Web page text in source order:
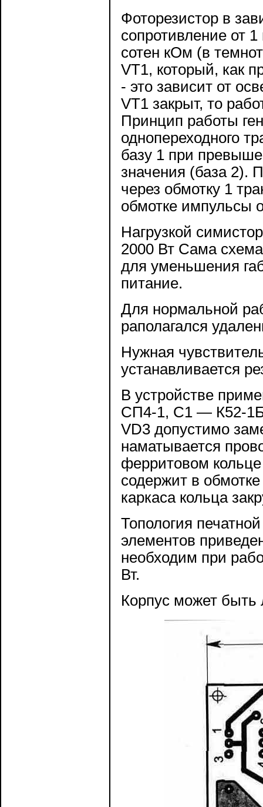
Фоторезистор в
сопротивление от
сотен кОм (в
VT1, который, как
- это зависит от
VT1 закрыт, то
Принцип работы
однопереходного
базу 1 при
значения (база 2).
через обмотку 1
обмотке импульсы
Нагрузкой
2000 Вт Сама
для уменьшения
питание.
Для нормальной
раполагался
Нужная
устанавливается
В устройстве
СП4-1, С1 — К52-
VD3 допустимо
наматывается
ферритовом
содержит в
каркаса кольца
Топология
элементов
необходим при
Вт.
Корпус может быть